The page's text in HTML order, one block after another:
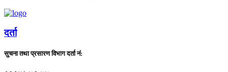
दर्ता
सुचना तथा प्रसारण विभाग दर्ता नं: